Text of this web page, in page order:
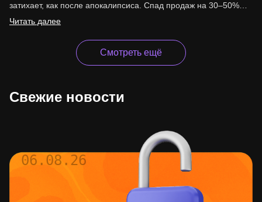
затихает, как после апокалипсиса. Спад продаж на 30–50%…
Читать далее
Смотреть ещё
Свежие новости
06.08.26